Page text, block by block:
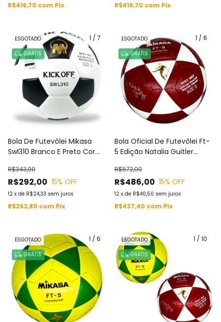
R$416,70 com Pix R$416,70 com Pix
1 / 7
ESGOTADO
GRÁTIS
Bola De Futevôlei Mikasa
Swl310 Branco E Preto Cor
R$292,00
R$343,00
15% OFF
12 x de R$24,33 sem juros
R$262,80 com Pix
1 / 6
ESGOTADO
GRÁTIS
Bola Oficial De Futevôlei Ft-
5 Edição Natalia Guitler
R$486,00
R$572,00
15% OFF
12 x de R$40,50 sem juros
R$437,40 com Pix
1 / 6
ESGOTADO
GRÁTIS
1 / 10
ESGOTADO
GRÁTIS